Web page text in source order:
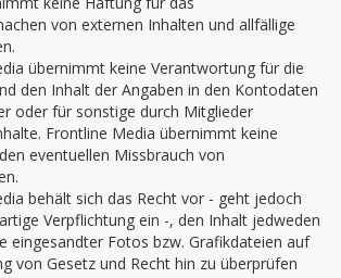
von externen Inhalten und allfällige
übernimmt keine Verantwortung für die
den Inhalt der Angaben in den Kontodaten
oder für sonstige durch Mitglieder
Frontline Media übernimmt keine
eventuellen Missbrauch von
behält sich das Recht vor - geht jedoch
Verpflichtung ein -, den Inhalt jedweden
eingesandter Fotos bzw. Grafikdateien auf
von Gesetz und Recht hin zu überprüfen